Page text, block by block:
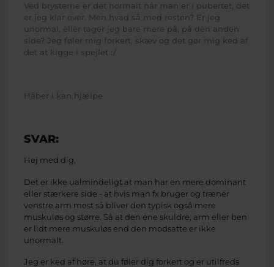
Ved brysterne er det normalt når man er i pubertet, det
er jeg klar over. Men hvad så med resten? Er jeg
unormal, eller tager jeg bare mere på, på den anden
side? Jeg føler mig forkert, skæv og det gør mig ked af
det at kigge i spejlet :/
Håber i kan hjælpe
SVAR:
Hej med dig,
Det er ikke ualmindeligt at man har en mere dominant
eller stærkere side - at hvis man fx bruger og træner
venstre arm mest så bliver den typisk også mere
muskuløs og større. Så at den ene skuldre, arm eller ben
er lidt mere muskuløs end den modsatte er ikke
unormalt.
Jeg er ked af høre, at du føler dig forkert og er utilfreds